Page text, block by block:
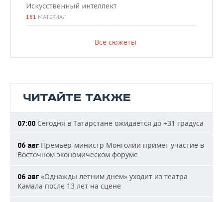
Искусственный интеллект
181 МАТЕРИАЛ
Все сюжеты
ЧИТАЙТЕ ТАКЖЕ
07:00 Сегодня в Татарстане ожидается до +31 градуса
06 авг Премьер-министр Монголии примет участие в
Восточном экономическом форуме
06 авг «Однажды летним днем» уходит из театра
Камала после 13 лет на сцене